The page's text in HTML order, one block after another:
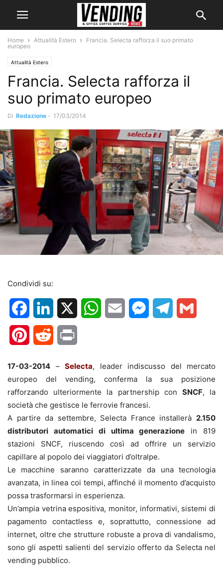
Home Attualità Estero
Francia. Selecta rafforza il suo primato
europeo
Attualità Estero
Francia. Selecta rafforza il
suo primato europeo
Di Redazione - 17/03/2014
Condividi su:
FacebookLinkedIn WhatsApp
Email MessengerTelegram
PinterestReddit
17-03-2014 – Selecta, leader indiscusso del mercato
europeo del vending, conferma la sua posizione
rafforzando ulteriormente la partnership con SNCF, la
società che gestisce le ferrovie francesi.
A partire da settembre, Selecta France installerà 2.150
distributori automatici di ultima generazione in 819
stazioni SNCF, riuscendo così ad offrire un servizio
capillare al popolo dei viaggiatori d’oltralpe.
Le macchine saranno caratterizzate da una tecnologia
avanzata, in linea coi tempi, affinché il momento d’acquisto
possa trasformarsi in esperienza.
Un’ampia vetrina espositiva, monitor, informativi, sistemi di
pagamento contactless e, soprattutto, connessione ad
internet, oltre che strutture robuste a prova di vandalismo,
sono gli aspetti salienti del servizio offerto da Selecta nel
vending pubblico.